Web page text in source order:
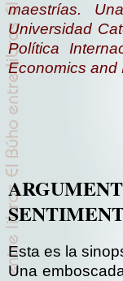
maestrías.
Universidad
Política
Economics and
Esta es la
Una